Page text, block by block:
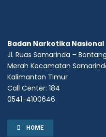
Badan Narkotika Nasional
Jl. Ruas Samarinda –
Merah Kecamatan
Kalimantan Timur
Call Center: 184
0541-4100646
HOME